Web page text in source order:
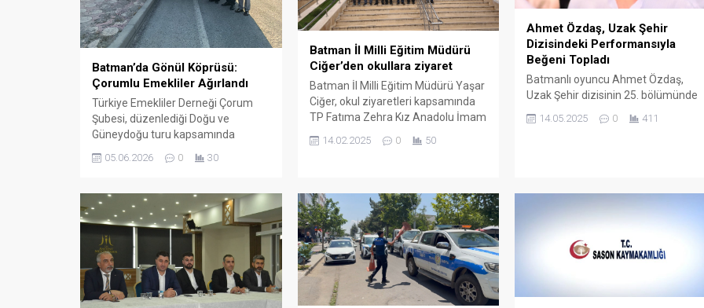
Batman’da Gönül Köprüsü:
Çorumlu Emekliler Ağırlandı
Türkiye Emekliler Derneği Çorum
Şubesi, düzenlediği Doğu ve
Güneydoğu turu kapsamında
gerçekleştirdi. Çorumlu heyet,
konukseverlikle karşılandı.
05.06.2026 0 30
Batman İl Milli Eğitim Müdürü
Ciğer’den okullara ziyaret
Batman İl Milli Eğitim Müdürü Yaşar
Ciğer, okul ziyaretleri kapsamında
TP Fatıma Zehra Kız Anadolu İmam
Hatip Lisesi, Yunus Emre Anadolu
Lisesi, Gültepe İlkokulu ve Gültepe
14.02.2025 0 50
Ahmet Özdaş, Uzak Şehir
Dizisindeki Performansıyla
Beğeni Topladı
Batmanlı oyuncu Ahmet Özdaş,
Uzak Şehir dizisinin 25. bölümünde
Remzi karakteriyle ekranlara geldi.
Diziye dâhil olduğu ilk sahneden
14.05.2025 0 411